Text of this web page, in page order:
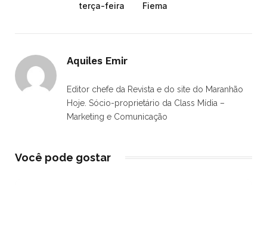
terça-feira
Fiema
Aquiles Emir
Editor chefe da Revista e do site do Maranhão
Hoje. Sócio-proprietário da Class Mídia –
Marketing e Comunicação
Você pode gostar